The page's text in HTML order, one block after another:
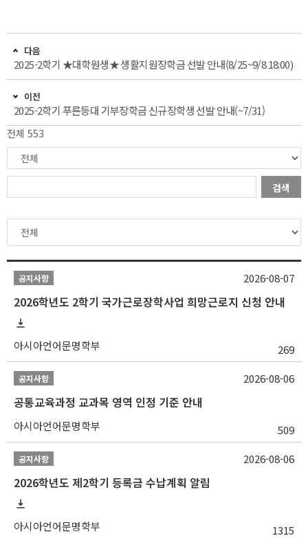
다음
2025-2학기 ★대학원생★ 생활지원장학금 선발 안내(8/25~9/8 18:00)
이전
2025-2학기 푸른등대 기부장학금 신규장학생 선발 안내(~7/31)
전체 553
검색
공지사항
2026학년도 2학기 국가근로장학사업 희망근로지 신청 안내
아시아언어문명학부 269
2026-08-07
공지사항
공통교육과정 교과목 영역 인정 기준 안내
아시아언어문명학부 509
2026-08-06
공지사항
2026학년도 제2학기 등록금 수납계획 알림
아시아언어문명학부 1315
2026-08-06